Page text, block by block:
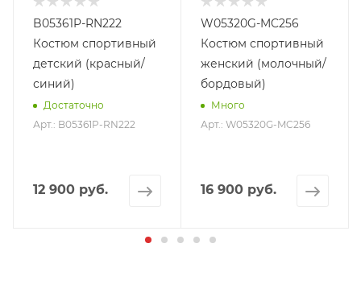
B05361P-RN222
Костюм спортивный
детский (красный/
синий)
Достаточно
Арт.: B05361P-RN222
12 900 руб.
W05320G-MC256
Костюм спортивный
женский (молочный/
бордовый)
Много
Арт.: W05320G-MC256
16 900 руб.